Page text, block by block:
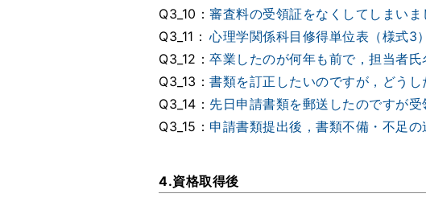
Q3_10： 審査料の受領証をなくしてしまい
Q3_11： 心理学関係科目修得単位表（様式3
Q3_12： 卒業したのが何年も前で，担当者氏
Q3_13： 書類を訂正したいのですが，どうし
Q3_14： 先日申請書類を郵送したのですが
Q3_15： 申請書類提出後，書類不備・不足
4.資格取得後